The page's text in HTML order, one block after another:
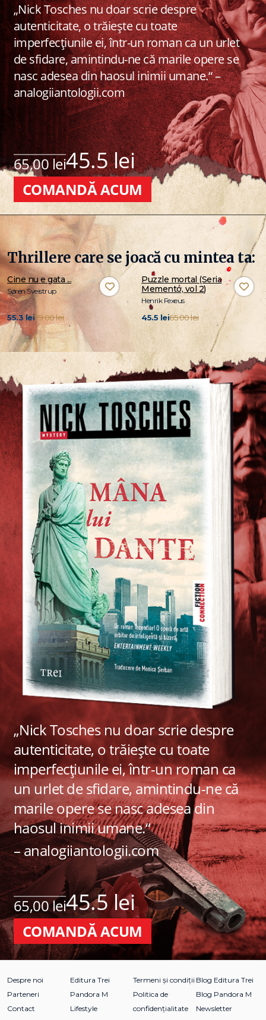
„Nick Tosches nu doar scrie despre
autenticitate, o trăiește cu toate
imperfecțiunile ei, într-un roman ca un urlet
de sfidare, amintindu-ne că marile opere se
nasc adesea din haosul inimii umane.“ –
analogiiantologii.com
65,00 lei45.5 lei
COMANDĂ ACUM
Thrillere care se joacă cu mintea ta:
Cine nu e gata ...
Søren Sveistrup
55.3 lei79.00 lei
Puzzle mortal (Seria
Memento, vol 2)
Henrik Fexeus
45.5 lei65.00 lei
„Nick Tosches nu doar scrie despre
autenticitate, o trăiește cu toate
imperfecțiunile ei, într-un roman ca
un urlet de sfidare, amintindu-ne că
marile opere se nasc adesea din
haosul inimii umane.“
– analogiiantologii.com
65,00 lei45.5 lei
COMANDĂ ACUM
Despre noi
Parteneri
Contact
Editura Trei
Pandora M
Lifestyle
Termeni și condiții
Politica de
confidențialitate
Blog Editura Trei
Blog Pandora M
Newsletter